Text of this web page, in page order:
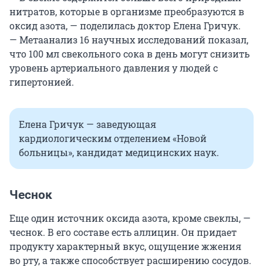
нитратов, которые в организме преобразуются в
оксид азота, — поделилась доктор Елена Гричук.
— Метаанализ 16 научных исследований показал,
что 100 млсвекольного сока в день могут снизить
уровень артериального давления у людей с
гипертонией.
Елена Гричук — заведующая
кардиологическим отделением «Новой
больницы», кандидат медицинских наук.
Чеснок
Еще один источник оксида азота, кроме свеклы, —
чеснок. В его составе есть аллицин. Он придает
продукту характерный вкус, ощущение жжения
во рту, а также способствует расширению сосудов.